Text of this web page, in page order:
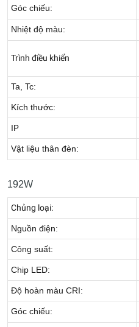
Góc chiếu:
Nhiệt độ màu:
Trình điều khiển
Ta, Tc:
Kích thước:
IP
Vật liệu thân đèn:
192W
Chủng loại:
Nguồn điện:
Công suất:
Chip LED:
Độ hoàn màu CRI:
Góc chiếu: